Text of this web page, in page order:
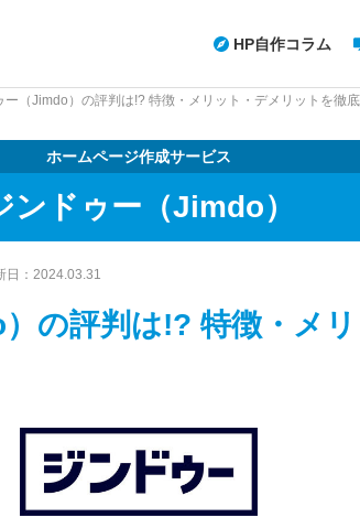
HP自作コラム
ー（Jimdo）の評判は!? 特徴・メリット・デメリットを徹底
ホームページ作成サービス
ンドゥー（Jimdo）
日： 2024.03.31
の評判は!? 特徴・メ